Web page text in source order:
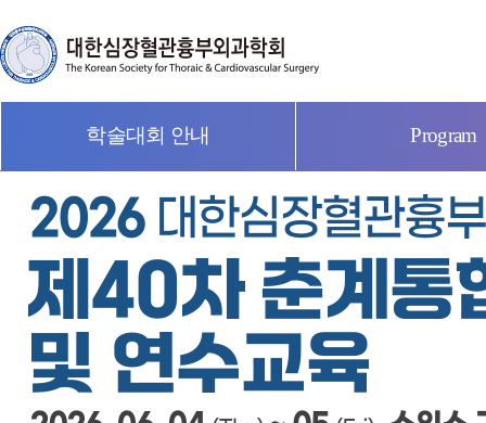
학술대회 안내 Program